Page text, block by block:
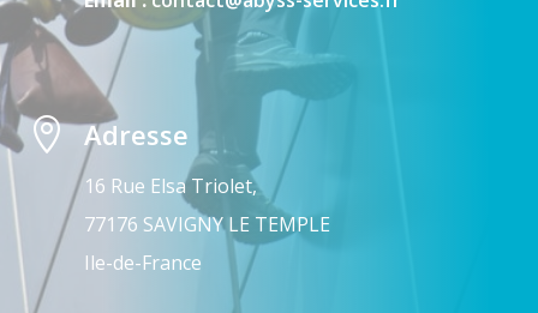
 Adresse
16 Rue Elsa Triolet,
77176 SAVIGNY LE TEMPLE
Ile-de-France